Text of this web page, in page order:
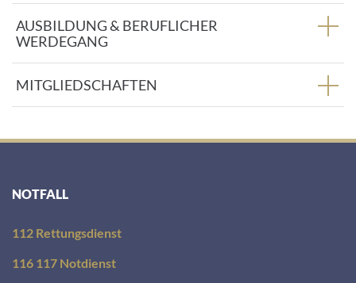
s
s
e
:
AUSBILDUNG & BERUFLICHER
WERDEGANG
MITGLIEDSCHAFTEN
NOTFALL
112 Rettungsdienst
116 117 Notdienst